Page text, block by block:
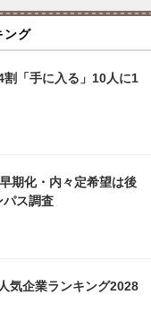
ング
「手に入る」10人に1
期化・内々定希望は後
ス調査
気企業ランキング2028